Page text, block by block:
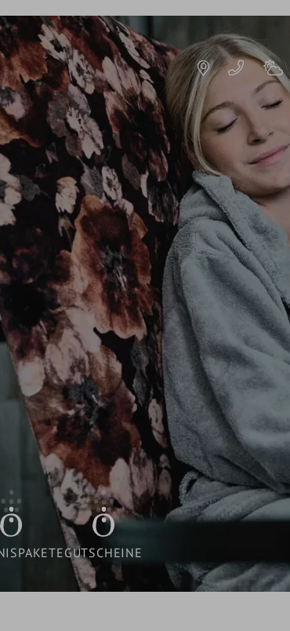
GUTSCHEINE
DEEN
ZIMMER & ANGEBOTE
ANGEBOTE
URLAUBSERLEBNISSE
FREIE LÜCKEN
INKLUSIVLEISTUNGEN
GUTSCHEINE
WISSENSWERTES /
BUCHUNGSINFORMATIONEN